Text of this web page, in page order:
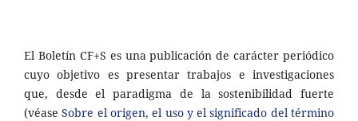
El Boletín CF+S es una publicación de carácter periódico
cuyo objetivo es presentar trabajos e investigaciones
que, desde el paradigma de la sostenibilidad fuerte
(véaseSobre el origen, el uso y el significado del término